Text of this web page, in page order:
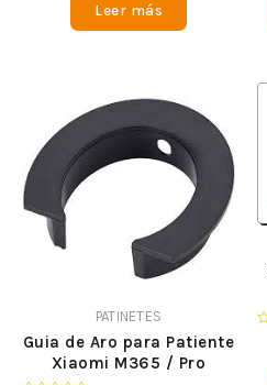
Leer más
PATINETES
Guia de Aro para Patiente
Xiaomi M365 / Pro